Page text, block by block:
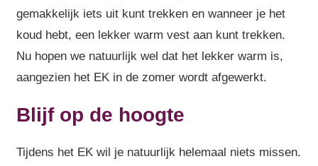
gemakkelijk iets uit kunt trekken en wanneer je het
koud hebt, een lekker warm vest aan kunt trekken.
Nu hopen we natuurlijk wel dat het lekker warm is,
aangezien het EK in de zomer wordt afgewerkt.
Blijf op de hoogte
Tijdens het EK wil je natuurlijk helemaal niets missen.